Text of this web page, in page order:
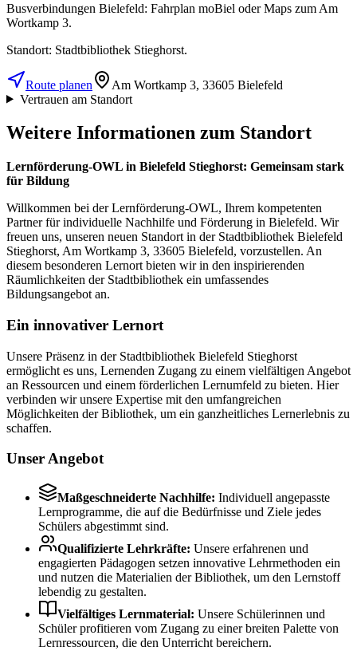
Busverbindungen Bielefeld: Fahrplan moBiel oder Maps zum Am
Wortkamp 3.
Standort: Stadtbibliothek Stieghorst.
Route planen Am Wortkamp 3, 33605 Bielefeld
Vertrauen am Standort
Weitere Informationen zum Standort
Lernförderung-OWL in Bielefeld Stieghorst: Gemeinsam stark
für Bildung
Willkommen bei der Lernförderung-OWL, Ihrem kompetenten
Partner für individuelle Nachhilfe und Förderung in Bielefeld. Wir
freuen uns, unseren neuen Standort in der Stadtbibliothek Bielefeld
Stieghorst, Am Wortkamp 3, 33605 Bielefeld, vorzustellen. An
diesem besonderen Lernort bieten wir in den inspirierenden
Räumlichkeiten der Stadtbibliothek ein umfassendes
Bildungsangebot an.
Ein innovativer Lernort
Unsere Präsenz in der Stadtbibliothek Bielefeld Stieghorst
ermöglicht es uns, Lernenden Zugang zu einem vielfältigen Angebot
an Ressourcen und einem förderlichen Lernumfeld zu bieten. Hier
verbinden wir unsere Expertise mit den umfangreichen
Möglichkeiten der Bibliothek, um ein ganzheitliches Lernerlebnis zu
schaffen.
Unser Angebot
Maßgeschneiderte Nachhilfe: Individuell angepasste
Lernprogramme, die auf die Bedürfnisse und Ziele jedes
Schülers abgestimmt sind.
Qualifizierte Lehrkräfte: Unsere erfahrenen und
engagierten Pädagogen setzen innovative Lehrmethoden ein
und nutzen die Materialien der Bibliothek, um den Lernstoff
lebendig zu gestalten.
Vielfältiges Lernmaterial: Unsere Schülerinnen und
Schüler profitieren vom Zugang zu einer breiten Palette von
Lernressourcen, die den Unterricht bereichern.